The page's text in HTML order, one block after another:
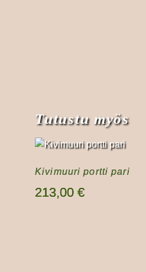
Tutustu myös
Kivimuuri portti pari
213,00€